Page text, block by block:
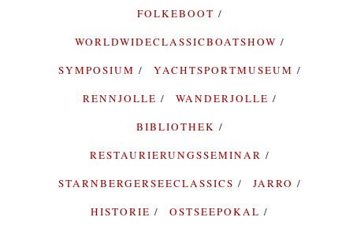
FOLKEBOOT
WORLDWIDECLASSICBOATSHOW
SYMPOSIUM
YACHTSPORTMUSEUM
RENNJOLLE
WANDERJOLLE
BIBLIOTHEK
RESTAURIERUNGSSEMINAR
STARNBERGERSEECLASSICS
JARRO
HISTORIE
OSTSEEPOKAL